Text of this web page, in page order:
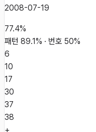
2008-07-19
77.4%
패턴 89.1% · 번호 50%
6
10
17
30
37
38
+